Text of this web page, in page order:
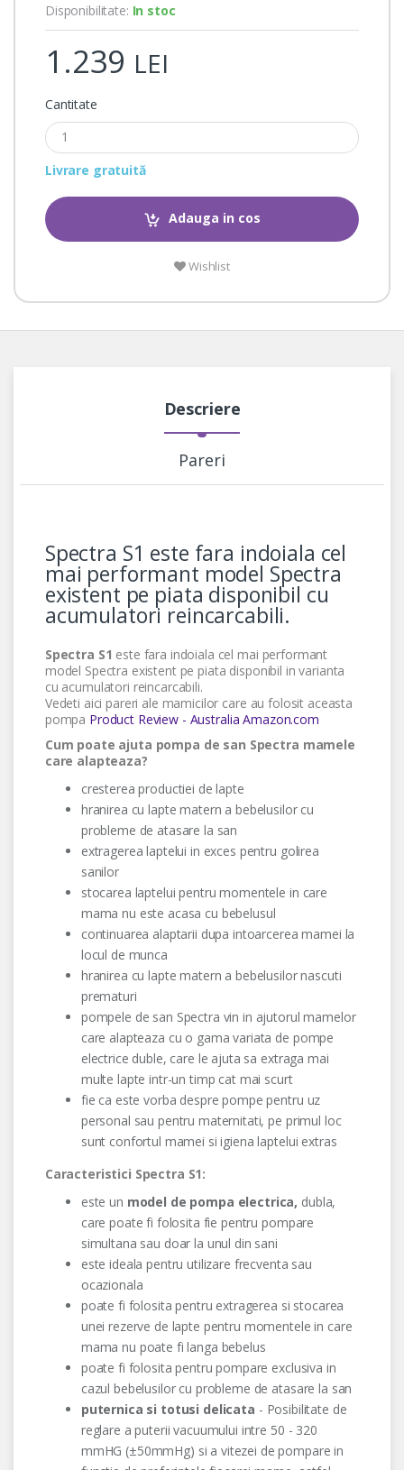
Disponibilitate: In stoc
1.239 LEI
Cantitate
Livrare gratuită
Adauga in cos
Wishlist
Descriere
Pareri
Spectra S1 este fara indoiala cel
mai performant model Spectra
existent pe piata disponibil cu
acumulatori reincarcabili.
Spectra S1 este fara indoiala cel mai performant
model Spectra existent pe piata disponibil in varianta
cu acumulatori reincarcabili.
Vedeti aici pareri ale mamicilor care au folosit aceasta
pompa Product Review - AustraliaAmazon.com
Cum poate ajuta pompa de san Spectra mamele
care alapteaza?
cresterea productiei de lapte
hranirea cu lapte matern a bebelusilor cu
probleme de atasare la san
extragerea laptelui in exces pentru golirea
sanilor
stocarea laptelui pentru momentele in care
mama nu este acasa cu bebelusul
continuarea alaptarii dupa intoarcerea mamei la
locul de munca
hranirea cu lapte matern a bebelusilor nascuti
prematuri
pompele de san Spectra vin in ajutorul mamelor
care alapteaza cu o gama variata de pompe
electrice duble, care le ajuta sa extraga mai
multe lapte intr-un timp cat mai scurt
fie ca este vorba despre pompe pentru uz
personal sau pentru maternitati, pe primul loc
sunt confortul mamei si igiena laptelui extras
Caracteristici Spectra S1:
este un model de pompa electrica, dubla,
care poate fi folosita fie pentru pompare
simultana sau doar la unul din sani
este ideala pentru utilizare frecventa sau
ocazionala
poate fi folosita pentru extragerea si stocarea
unei rezerve de lapte pentru momentele in care
mama nu poate fi langa bebelus
poate fi folosita pentru pompare exclusiva in
cazul bebelusilor cu probleme de atasare la san
puternica si totusi delicata - Posibilitate de
reglare a puterii vacuumului intre 50 - 320
mmHG (±50mmHg) si a vitezei de pompare in